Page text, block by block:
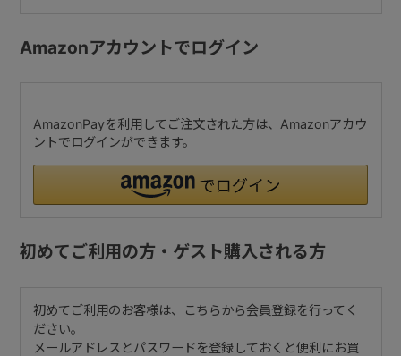
Amazonアカウントでログイン
AmazonPayを利用してご注文された方は、Amazonアカウ
ントでログインができます。
初めてご利用の方・ゲスト購入される方
初めてご利用のお客様は、こちらから会員登録を行ってく
ださい。
メールアドレスとパスワードを登録しておくと便利にお買